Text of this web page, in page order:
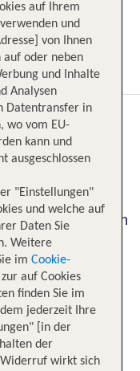
im Indischen
unwiderstehlichen
Sigiriya -
auf Ihrem
und
von Ihnen
auf oder neben
und Inhalte
Analysen
Datentransfer in
wo vom EU-
kann und
ausgeschlossen
"Einstellungen"
und welche auf
Daten Sie
Weitere
im Cookie-
auf Cookies
finden Sie im
jederzeit Ihre
[in der
der
wirkt sich